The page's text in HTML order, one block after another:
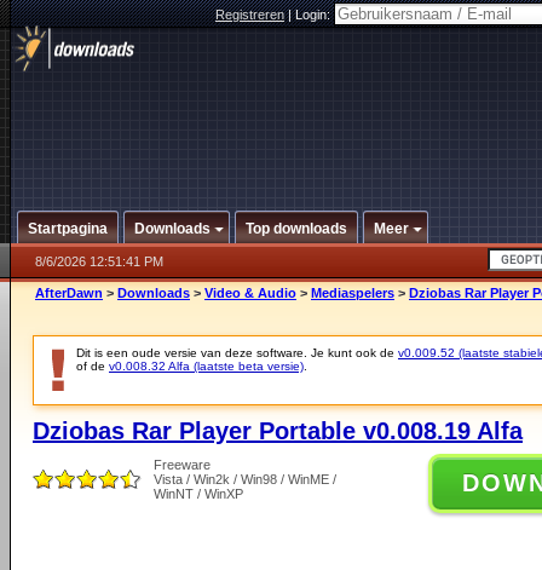
Registreren|Login:
Startpagina Downloads Top downloads Meer
8/6/2026 12:51:41 PM
AfterDawn > Downloads > Video & Audio > Mediaspelers > Dziobas Rar Player
Dit is een oude versie van deze software. Je kunt ook de v0.009.52 (laatste
of de v0.008.32 Alfa (laatste beta versie)
Dziobas Rar Player Portable v0.008.19 Alfa
Freeware
Vista / Win2k / Win98 / WinME /
WinNT / WinXP